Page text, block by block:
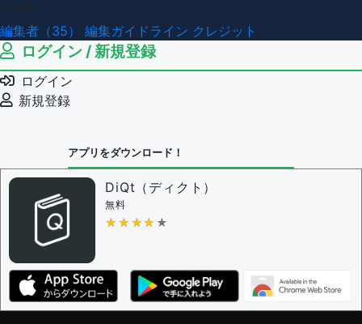
編集者（35） 編集ガイドライン クレジット
ログイン / 新規登録
ログイン
新規登録
アプリをダウンロード！
DiQt（ディクト）
無料
★★★★★
★★★★★